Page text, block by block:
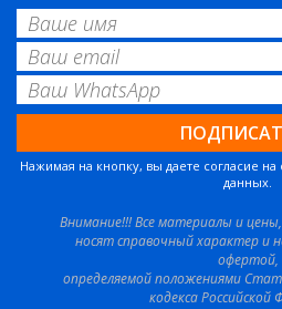
Нажимая на кнопку, вы даете согласие
данных.
Внимание!!! Все материалы и
носят справочный характер и
офертой,
определяемой положениями
кодекса Российской